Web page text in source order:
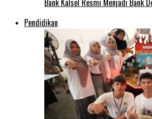
Bank Kalsel Resmi Menjadi Bank
Pendidikan